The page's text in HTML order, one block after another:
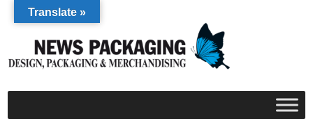
Translate »